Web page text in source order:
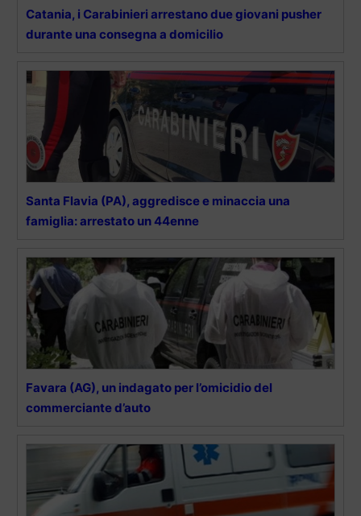
Catania, i Carabinieri arrestano due giovani pusher
durante una consegna a domicilio
Santa Flavia (PA), aggredisce e minaccia una
famiglia: arrestato un 44enne
Favara (AG), un indagato per l’omicidio del
commerciante d’auto